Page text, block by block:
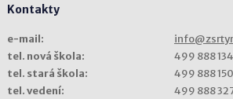
Kontakty
e-mail:
tel. nová škola:
499 888 134
tel. stará škola:
499 888 150
tel. vedení:
499 888